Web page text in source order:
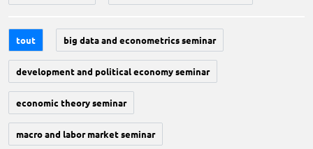
tout big data and econometrics seminar
development and political economy seminar
economic theory seminar
macro and labor market seminar